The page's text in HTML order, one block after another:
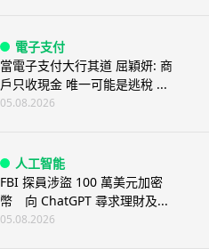
電子支付
當電子支付大行其道 屈穎妍: 商
戶只收現金 唯一可能是逃稅 ...
05.08.2026
人工智能
FBI 探員涉盜 100 萬美元加密
幣 向 ChatGPT 尋求理財及...
05.08.2026